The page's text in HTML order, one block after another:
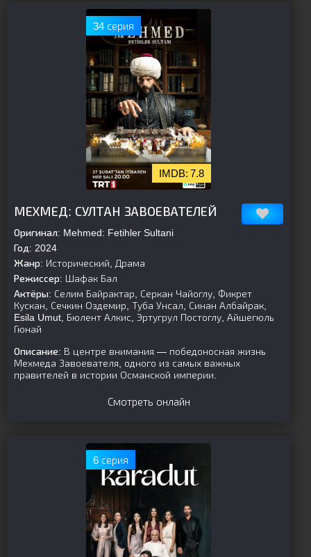
34 серия
7.8
МЕХМЕД: СУЛТАН ЗАВОЕВАТЕЛЕЙ
Оригинал: Mehmed: Fetihler Sultani
Год: 2024
Жанр: Исторический, Драма
Режиссер: Шафак Бал
Актёры: Селим Байрактар, Серкан Чайоглу, Фикрет
Кускан, Сечкин Оздемир, Туба Унсал, Синан Албайрак,
Esila Umut, Бюлент Алкис, Эртугрул Постоглу, Айшегюль
Гюнай
Описание: В центре внимания — победоносная жизнь
Мехмеда Завоевателя, одного из самых важных
правителей в истории Османской империи.
Смотреть онлайн
6 серия